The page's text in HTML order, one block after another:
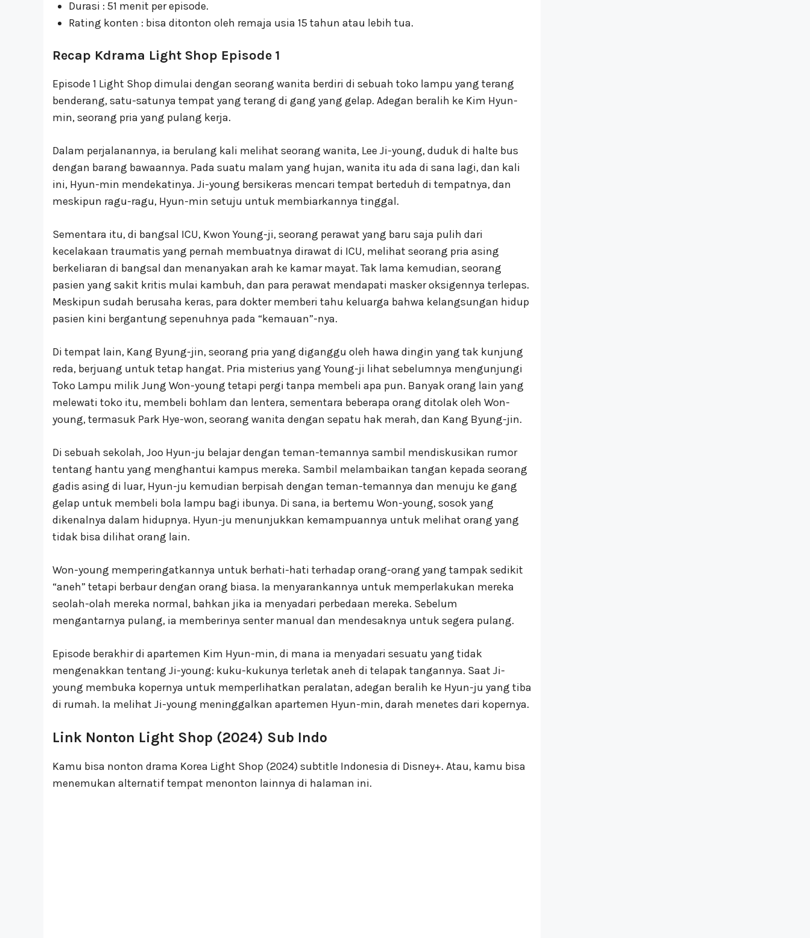
Durasi : 51 menit per episode.
Rating konten : bisa ditonton oleh remaja usia 15 tahun atau lebih tua.
Recap Kdrama Light Shop Episode 1
Episode 1 Light Shop dimulai dengan seorang wanita berdiri di sebuah toko lampu yang terang
benderang, satu-satunya tempat yang terang di gang yang gelap. Adegan beralih ke Kim Hyun-
min, seorang pria yang pulang kerja.
Dalam perjalanannya, ia berulang kali melihat seorang wanita, Lee Ji-young, duduk di halte bus
dengan barang bawaannya. Pada suatu malam yang hujan, wanita itu ada di sana lagi, dan kali
ini, Hyun-min mendekatinya. Ji-young bersikeras mencari tempat berteduh di tempatnya, dan
meskipun ragu-ragu, Hyun-min setuju untuk membiarkannya tinggal.
Sementara itu, di bangsal ICU, Kwon Young-ji, seorang perawat yang baru saja pulih dari
kecelakaan traumatis yang pernah membuatnya dirawat di ICU, melihat seorang pria asing
berkeliaran di bangsal dan menanyakan arah ke kamar mayat. Tak lama kemudian, seorang
pasien yang sakit kritis mulai kambuh, dan para perawat mendapati masker oksigennya terlepas.
Meskipun sudah berusaha keras, para dokter memberi tahu keluarga bahwa kelangsungan hidup
pasien kini bergantung sepenuhnya pada “kemauan”-nya.
Di tempat lain, Kang Byung-jin, seorang pria yang diganggu oleh hawa dingin yang tak kunjung
reda, berjuang untuk tetap hangat. Pria misterius yang Young-ji lihat sebelumnya mengunjungi
Toko Lampu milik Jung Won-young tetapi pergi tanpa membeli apa pun. Banyak orang lain yang
melewati toko itu, membeli bohlam dan lentera, sementara beberapa orang ditolak oleh Won-
young, termasuk Park Hye-won, seorang wanita dengan sepatu hak merah, dan Kang Byung-jin.
Di sebuah sekolah, Joo Hyun-ju belajar dengan teman-temannya sambil mendiskusikan rumor
tentang hantu yang menghantui kampus mereka. Sambil melambaikan tangan kepada seorang
gadis asing di luar, Hyun-ju kemudian berpisah dengan teman-temannya dan menuju ke gang
gelap untuk membeli bola lampu bagi ibunya. Di sana, ia bertemu Won-young, sosok yang
dikenalnya dalam hidupnya. Hyun-ju menunjukkan kemampuannya untuk melihat orang yang
tidak bisa dilihat orang lain.
Won-young memperingatkannya untuk berhati-hati terhadap orang-orang yang tampak sedikit
“aneh” tetapi berbaur dengan orang biasa. Ia menyarankannya untuk memperlakukan mereka
seolah-olah mereka normal, bahkan jika ia menyadari perbedaan mereka. Sebelum
mengantarnya pulang, ia memberinya senter manual dan mendesaknya untuk segera pulang.
Episode berakhir di apartemen Kim Hyun-min, di mana ia menyadari sesuatu yang tidak
mengenakkan tentang Ji-young: kuku-kukunya terletak aneh di telapak tangannya. Saat Ji-
young membuka kopernya untuk memperlihatkan peralatan, adegan beralih ke Hyun-ju yang tiba
di rumah. Ia melihat Ji-young meninggalkan apartemen Hyun-min, darah menetes dari kopernya.
Link Nonton Light Shop (2024) Sub Indo
Kamu bisa nonton drama Korea Light Shop (2024) subtitle Indonesia di Disney+. Atau, kamu bisa
menemukan alternatif tempat menonton lainnya di halaman ini.